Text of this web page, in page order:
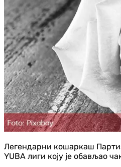
Легендарни кошаркаш
YUBA лиги коју је обављао